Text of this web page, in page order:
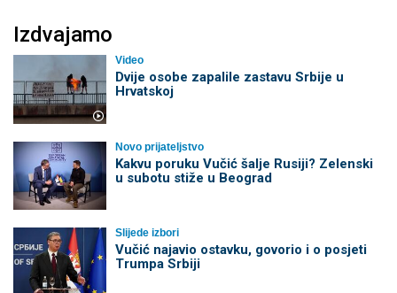
Izdvajamo
Video
Dvije osobe zapalile zastavu Srbije u
Hrvatskoj
Novo prijateljstvo
Kakvu poruku Vučić šalje Rusiji? Zelenski
u subotu stiže u Beograd
Slijede izbori
Vučić najavio ostavku, govorio i o posjeti
Trumpa Srbiji